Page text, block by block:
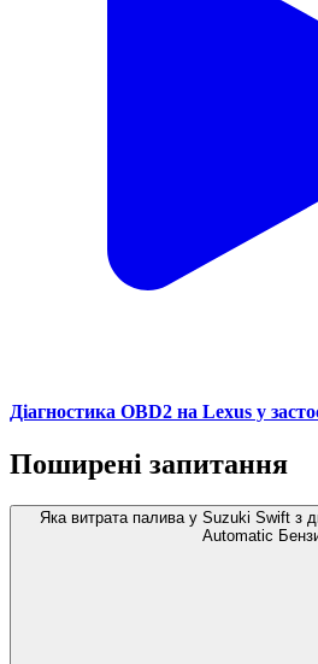
Діагностика OBD2 на Lexus у
Поширені запитання
Яка витрата палива у Suzuki Swift з
Automatic